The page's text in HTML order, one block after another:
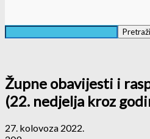
Župne obavijesti i
(22. nedjelja kroz
27. kolovoza 2022.